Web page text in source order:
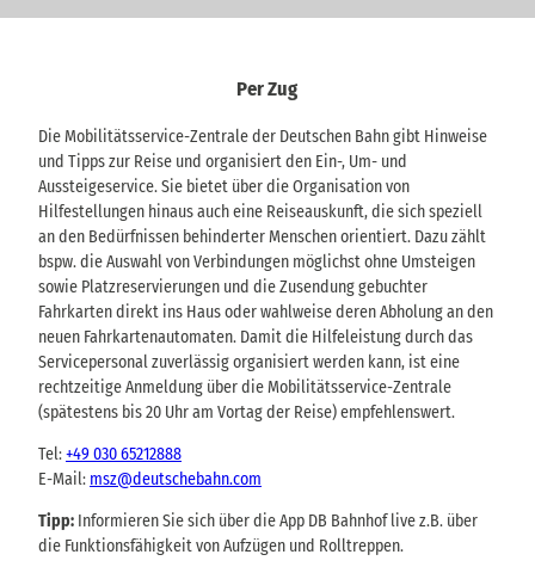
Per Zug
Die Mobilitätsservice-Zentrale der Deutschen Bahn gibt Hinweise
und Tipps zur Reise und organisiert den Ein-, Um- und
Aussteigeservice. Sie bietet über die Organisation von
Hilfestellungen hinaus auch eine Reiseauskunft, die sich speziell
an den Bedürfnissen behinderter Menschen orientiert. Dazu zählt
bspw. die Auswahl von Verbindungen möglichst ohne Umsteigen
sowie Platzreservierungen und die Zusendung gebuchter
Fahrkarten direkt ins Haus oder wahlweise deren Abholung an den
neuen Fahrkartenautomaten. Damit die Hilfeleistung durch das
Servicepersonal zuverlässig organisiert werden kann, ist eine
rechtzeitige Anmeldung über die Mobilitätsservice-Zentrale
(spätestens bis 20 Uhr am Vortag der Reise) empfehlenswert.
Tel:+49 030 65212888
E-Mail: msz@deutschebahn.com
Tipp: Informieren Sie sich über die App DB Bahnhof live z.B. über
die Funktionsfähigkeit von Aufzügen und Rolltreppen.